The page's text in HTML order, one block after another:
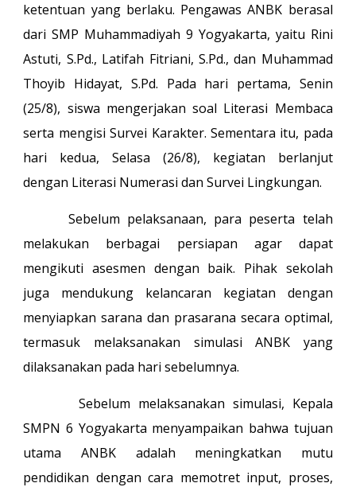
ketentuan yang berlaku. Pengawas ANBK berasal
dari SMP Muhammadiyah 9 Yogyakarta, yaitu Rini
Astuti, S.Pd., Latifah Fitriani, S.Pd., dan Muhammad
Thoyib Hidayat, S.Pd. Pada hari pertama, Senin
(25/8), siswa mengerjakan soal Literasi Membaca
serta mengisi Survei Karakter. Sementara itu, pada
hari kedua, Selasa (26/8), kegiatan berlanjut
dengan Literasi Numerasi dan Survei Lingkungan.
Sebelum pelaksanaan, para peserta telah
melakukan berbagai persiapan agar dapat
mengikuti asesmen dengan baik. Pihak sekolah
juga mendukung kelancaran kegiatan dengan
menyiapkan sarana dan prasarana secara optimal,
termasuk melaksanakan simulasi ANBK yang
dilaksanakan pada hari sebelumnya.
Sebelum melaksanakan simulasi, Kepala
SMPN 6 Yogyakarta menyampaikan bahwa tujuan
utama ANBK adalah meningkatkan mutu
pendidikan dengan cara memotret input, proses,